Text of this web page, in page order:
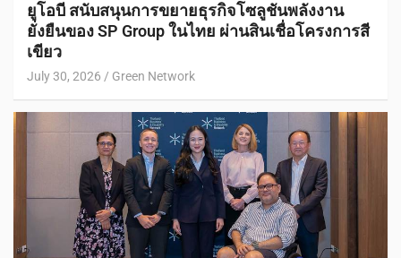
ยูโอบี สนับสนุนการขยายธุรกิจโซลูชันพลังงาน
ยั่งยืนของ SP Group ในไทย ผ่านสินเชื่อโครงการสี
เขียว
July 30, 2026 Green Network